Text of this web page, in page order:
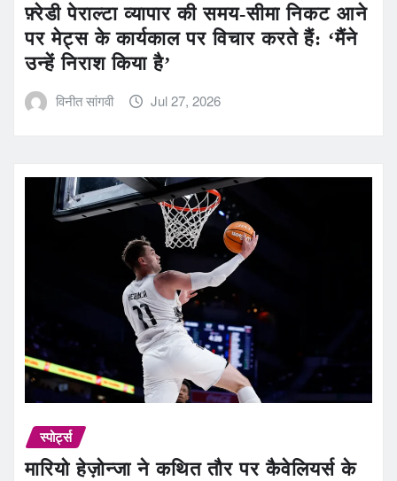
फ़्रेडी पेराल्टा व्यापार की समय-सीमा निकट आने
पर मेट्स के कार्यकाल पर विचार करते हैं: ‘मैंने
उन्हें निराश किया है’
विनीत सांगवी Jul 27, 2026
स्पोर्ट्स
मारियो हेज़ोन्जा ने कथित तौर पर कैवेलियर्स के